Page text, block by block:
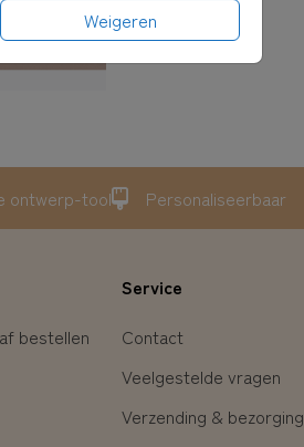
Weigeren
ontwerp-tool Personaliseerbaar
bestellen
Service
Contact
Veelgestelde vragen
Verzending & bezorging